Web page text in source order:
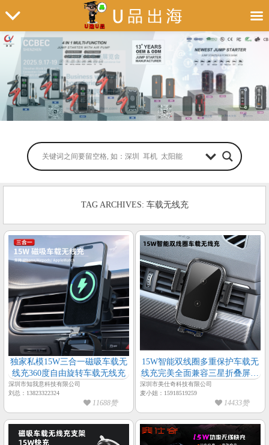
TAG ARCHIVES: 车载无线充
独家私模15W三合一磁吸车载无
线充360度自由旋转车载无线充
深圳市知我意科技有限公司
刘总：13823322324
11688赞
15W智能双线圈多重保护车载无
线充完美全面兼容三星折叠屏手
机、各主流手机
深圳市美仕奇科技有限公司
麦小姐：15918519259
14433赞